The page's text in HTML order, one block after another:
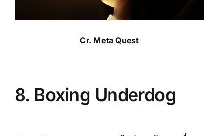
Cr. Meta Quest
8. Boxing Underdog